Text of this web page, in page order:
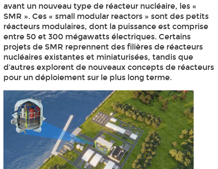
avant un nouveau type de réacteur nucléaire, les «
SMR ». Ces « small modular reactors » sont des petits
réacteurs modulaires, dont la puissance est comprise
entre 50 et 300 mégawatts électriques. Certains
projets de SMR reprennent des filières de réacteurs
nucléaires existantes et miniaturisées, tandis que
d’autres explorent de nouveaux concepts de réacteurs
pour un déploiement sur le plus long terme.